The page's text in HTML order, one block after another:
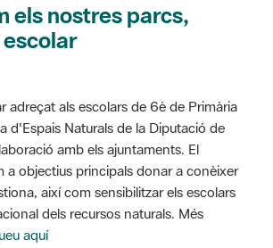
els nostres parcs,
adreçat als escolars de 6è de Primària
d'Espais Naturals de la Diputació de
amb els ajuntaments. El
a objectius principals donar a conèixer
així com sensibilitzar els escolars
dels recursos naturals. Més
aquí